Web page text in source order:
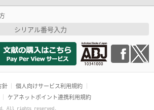
シリアル番号入力
針
個人向けサービス利用規約
ケアネットポイント連携利用規約